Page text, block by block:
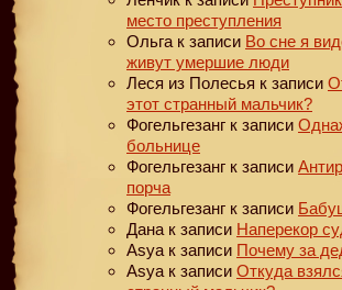
место преступления
Ольга к записи Во сне я
живут умершие люди
Леся из Полесья к записи
этот странный мальчик?
Фогельгезанг к записи
больнице
Фогельгезанг к записи
порча
Фогельгезанг к записи
Дана к записи Наперекор
Asya к записи Почему за
Asya к записи Откуда